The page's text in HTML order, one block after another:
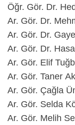
Öğr. Gör. Dr.
Ar. Gör. Dr.
Ar. Gör. Dr.
Ar. Gör. Dr.
Ar. Gör. Elif
Ar. Gör. Taner
Ar. Gör. Çağla
Ar. Gör. Selda
Ar. Gör. Melih